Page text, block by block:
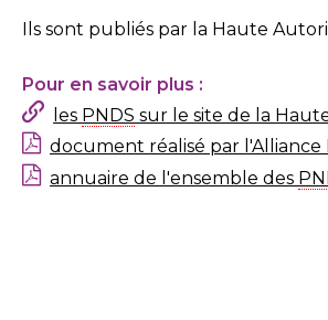
Ils sont publiés par la Haute
Pour en savoir plus :
les PNDS sur le site de la
document réalisé par l'Alliance
annuaire de l'ensemble des